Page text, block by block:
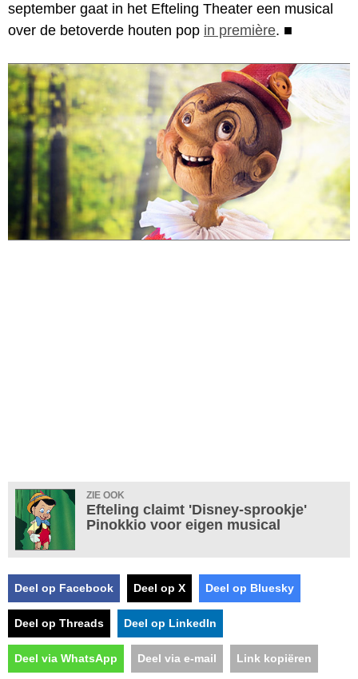
september gaat in het Efteling Theater een musical
over de betoverde houten pop in première. ■
ZIE OOK
Efteling claimt 'Disney-sprookje'
Pinokkio voor eigen musical
Deel op Facebook Deel op X Deel op Bluesky
Deel op Threads Deel op LinkedIn
Deel via WhatsApp Deel via e-mail Link kopiëren